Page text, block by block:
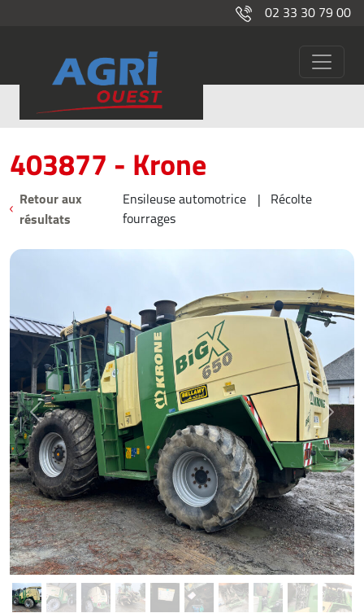
02 33 30 79 00
Occasions403877
403877 - Krone
Retour aux
résultats
Ensileuse automotrice
Récolte
fourrages
Previous Next